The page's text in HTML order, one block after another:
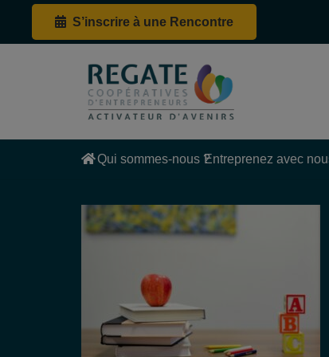
S’inscrire à une Rencontre
Qui sommes-nous ?Entreprenez avec